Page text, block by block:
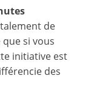
de
si vous
initiative est
des